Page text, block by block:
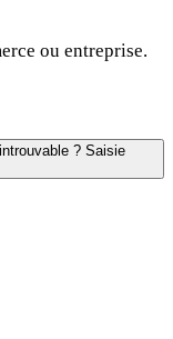
ou entreprise.
? Saisie